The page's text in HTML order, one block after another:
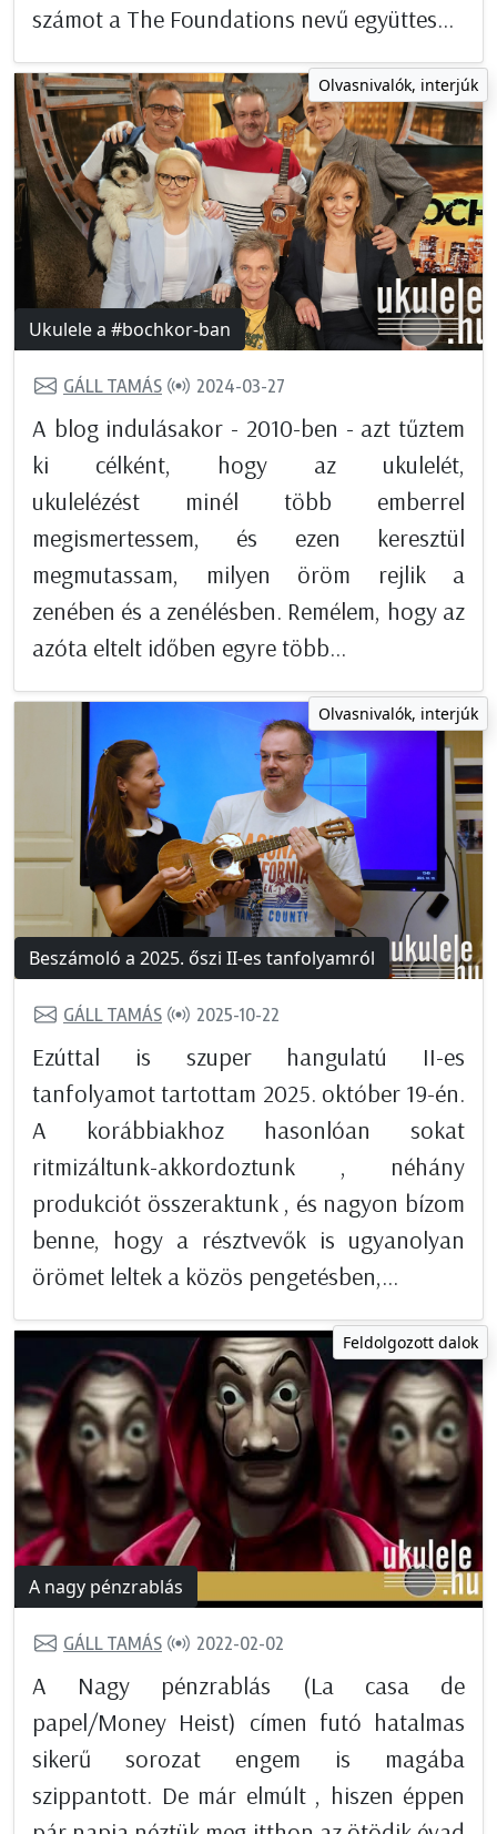
számot a The Foundations nevű együttes...
Olvasnivalók, interjúk
Ukulele a #bochkor-ban
GÁLL TAMÁS 2024-03-27
A blog indulásakor - 2010-ben - azt tűztem
ki célként, hogy az ukulelét,
ukulelézést minél több emberrel
megismertessem, és ezen keresztül
megmutassam, milyen öröm rejlik a
zenében és a zenélésben. Remélem, hogy az
azóta eltelt időben egyre több...
Olvasnivalók, interjúk
Beszámoló a 2025. őszi II-es tanfolyamról
GÁLL TAMÁS 2025-10-22
Ezúttal is szuper hangulatú II-es
tanfolyamot tartottam 2025. október 19-én.
A korábbiakhoz hasonlóan sokat
ritmizáltunk-akkordoztunk , néhány
produkciót összeraktunk , és nagyon bízom
benne, hogy a résztvevők is ugyanolyan
örömet leltek a közös pengetésben,...
Feldolgozott dalok
A nagy pénzrablás
GÁLL TAMÁS 2022-02-02
A Nagy pénzrablás (La casa de
papel/Money Heist) címen futó hatalmas
sikerű sorozat engem is magába
szippantott. De már elmúlt , hiszen éppen